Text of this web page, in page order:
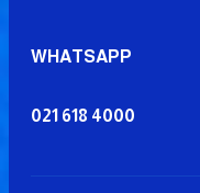
WHATSAPP
021 618 4000